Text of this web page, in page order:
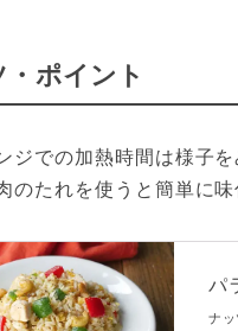
・ポイント
ジでの加熱時間は様子
のたれを使うと簡単に
パ
ナ